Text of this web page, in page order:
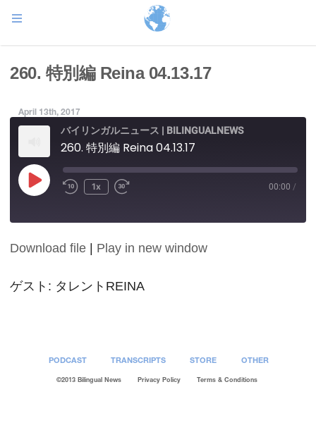
260. 特別編 Reina 04.13.17
April 13th, 2017
バイリンガルニュース | BILINGUALNEWS
260. 特別編 Reina 04.13.17
Play
Episode
1x 00:00 /
SHARE
LINK
Download file Play in new window
ゲスト: タレントREINA
PODCAST TRANSCRIPTS STORE OTHER
©2013 Bilingual News Privacy Policy Terms & Conditions